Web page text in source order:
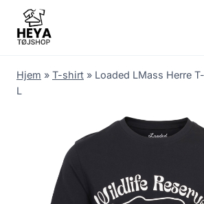
content
Hjem » T-shirt » Loaded LMass Herre
L